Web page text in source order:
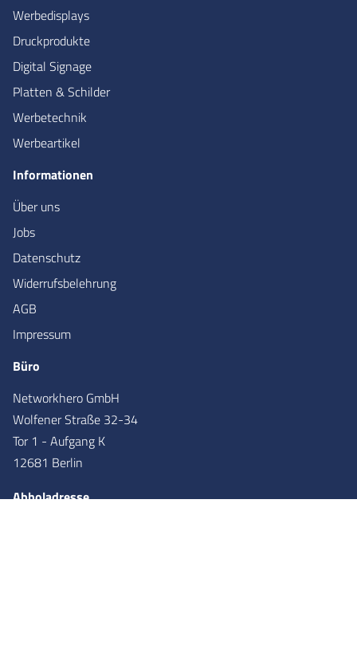
Werbedisplays
Druckprodukte
Digital Signage
Platten & Schilder
Werbetechnik
Werbeartikel
Informationen
Über uns
Jobs
Datenschutz
Widerrufsbelehrung
AGB
Impressum
Büro
Networkhero GmbH
Wolfener Straße 32-34
Tor 1 - Aufgang K
12681 Berlin
Abholadresse